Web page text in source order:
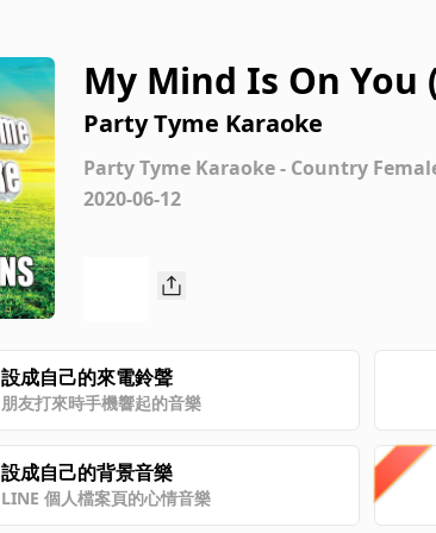
My Mind Is On You
ntire) [Vocal Version]
Party Tyme Karaoke
Party Tyme Karaoke - Country
2020-06-12
設成自己的來電鈴聲
朋友打來時手機響起的音樂
設成自己的背景音樂
LINE 個人檔案頁的心情音樂